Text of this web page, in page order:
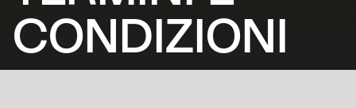
CONDIZIONI